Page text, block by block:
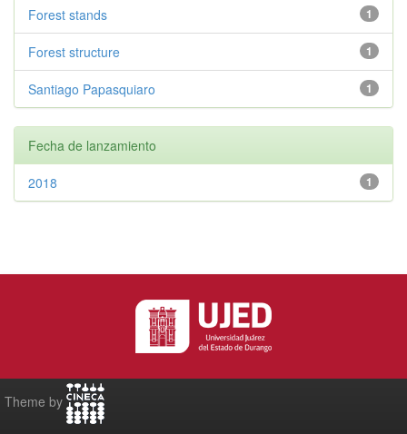
1
Forest stands
1
Forest structure
1
Santiago Papasquiaro
Fecha de lanzamiento
1
2018
Theme by